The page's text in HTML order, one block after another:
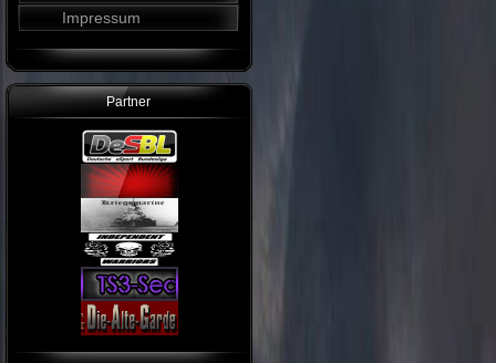
Impressum
Partner